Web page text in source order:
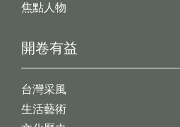
開卷有益
台灣采風
生活藝術
焦點人物